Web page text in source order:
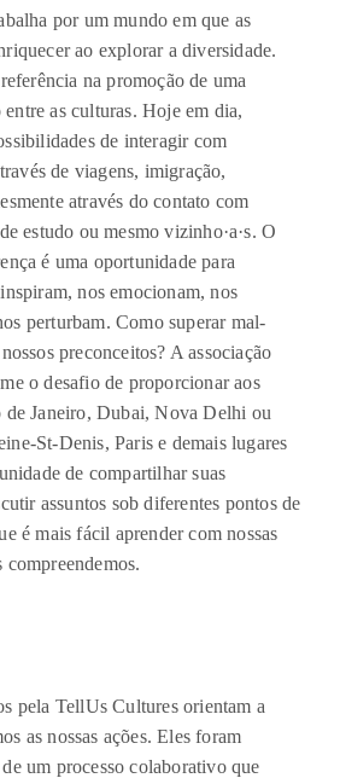
por um mundo em que as
ao explorar a diversidade.
na promoção de uma
as culturas. Hoje em dia,
de interagir com
de viagens, imigração,
através do contato com
estudo ou mesmo vizinho·a·s. O
é uma oportunidade para
nos emocionam, nos
perturbam. Como superar mal-
preconceitos? A associação
o desafio de proporcionar aos
de Janeiro, Dubai, Nova Delhi ou
St-Denis, Paris e demais lugares
de compartilhar suas
assuntos sob diferentes pontos de
é mais fácil aprender com nossas
compreendemos.
pela TellUs Cultures orientam a
as nossas ações. Eles foram
um processo colaborativo que